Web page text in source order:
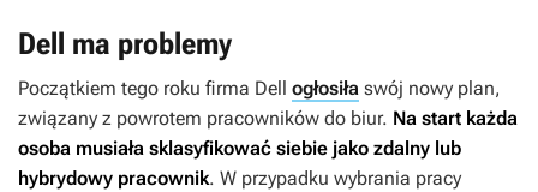
Dell ma problemy
Początkiem tego roku firma Dell ogłosiła swój nowy plan,
związany z powrotem pracowników do biur. Na start każda
osoba musiała sklasyfikować siebie jako zdalny lub
hybrydowy pracownik. W przypadku wybrania pracy